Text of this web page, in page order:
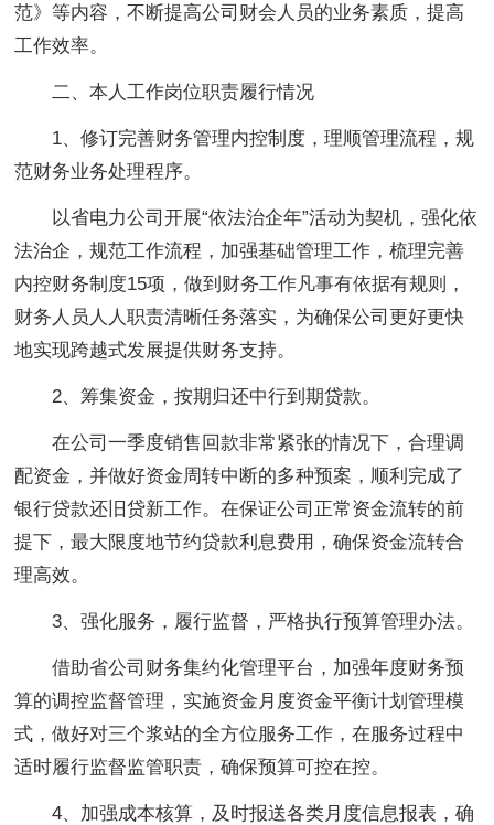
范》等内容，不断提高公司财会人员的业务素质，提高
工作效率。
二、本人工作岗位职责履行情况
1、修订完善财务管理内控制度，理顺管理流程，规
范财务业务处理程序。
以省电力公司开展“依法治企年”活动为契机，强化依
法治企，规范工作流程，加强基础管理工作，梳理完善
内控财务制度15项，做到财务工作凡事有依据有规则，
财务人员人人职责清晰任务落实，为确保公司更好更快
地实现跨越式发展提供财务支持。
2、筹集资金，按期归还中行到期贷款。
在公司一季度销售回款非常紧张的情况下，合理调
配资金，并做好资金周转中断的多种预案，顺利完成了
银行贷款还旧贷新工作。在保证公司正常资金流转的前
提下，最大限度地节约贷款利息费用，确保资金流转合
理高效。
3、强化服务，履行监督，严格执行预算管理办法。
借助省公司财务集约化管理平台，加强年度财务预
算的调控监督管理，实施资金月度资金平衡计划管理模
式，做好对三个浆站的全方位服务工作，在服务过程中
适时履行监督监管职责，确保预算可控在控。
4、加强成本核算，及时报送各类月度信息报表，确